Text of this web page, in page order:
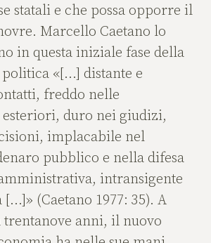
statali e che possa opporre il
Marcello Caetano lo
in questa iniziale fase della
politica «[…] distante e
freddo nelle
duro nei giudizi,
implacabile nel
pubblico e nella difesa
intransigente
(Caetano 1977: 35). A
trentanove anni, il nuovo